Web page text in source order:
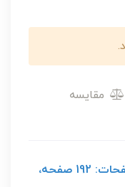
مقایسه
قطع: رقعی، نوع جلد: نرم، تعداد صفحات: 192 صفحه،